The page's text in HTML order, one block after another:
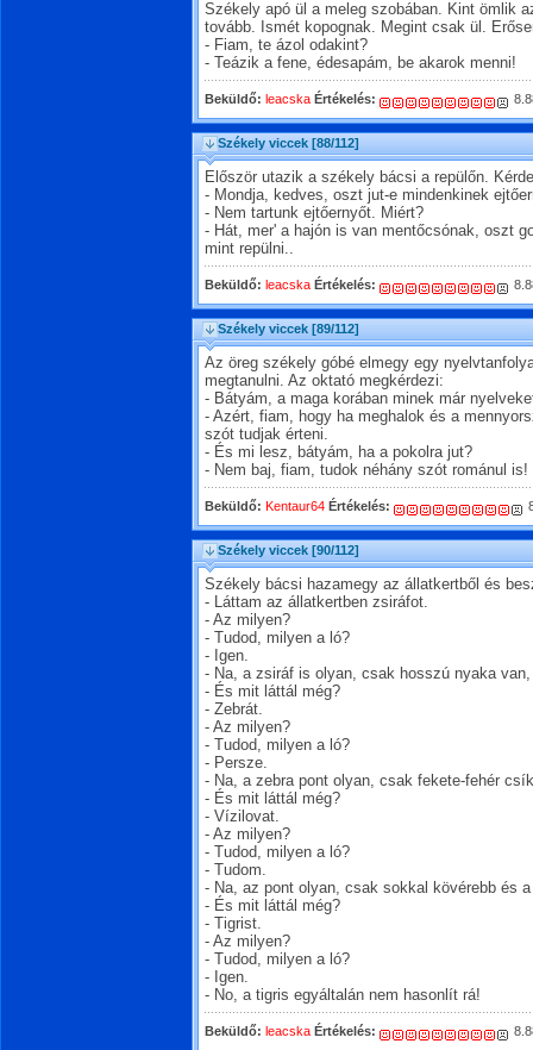
Székely apó ül a meleg szobában. Kint ömlik
tovább. Ismét kopognak. Megint csak ül.
- Fiam, te ázol odakint?
- Teázik a fene, édesapám, be akarok menni!
Beküldő: leacska Értékelés:
Székely viccek [88/112]
Először utazik a székely bácsi a repülőn.
- Mondja, kedves, oszt jut-e mindenkinek
- Nem tartunk ejtőernyőt. Miért?
- Hát, mer' a hajón is van mentőcsónak, oszt
mint repülni..
Beküldő: leacska Értékelés:
Székely viccek [89/112]
Az öreg székely góbé elmegy egy
megtanulni. Az oktató megkérdezi:
- Bátyám, a maga korában minek már
- Azért, fiam, hogy ha meghalok és a
szót tudjak érteni.
- És mi lesz, bátyám, ha a pokolra jut?
- Nem baj, fiam, tudok néhány szót románul is!
Beküldő: Kentaur64 Értékelés:
Székely viccek [90/112]
Székely bácsi hazamegy az állatkertből és
- Láttam az állatkertben zsiráfot.
- Az milyen?
- Tudod, milyen a ló?
- Igen.
- Na, a zsiráf is olyan, csak hosszú nyaka
- És mit láttál még?
- Zebrát.
- Az milyen?
- Tudod, milyen a ló?
- Persze.
- Na, a zebra pont olyan, csak fekete-fehér
- És mit láttál még?
- Vízilovat.
- Az milyen?
- Tudod, milyen a ló?
- Tudom.
- Na, az pont olyan, csak sokkal kövérebb és
- És mit láttál még?
- Tigrist.
- Az milyen?
- Tudod, milyen a ló?
- Igen.
- No, a tigris egyáltalán nem hasonlít rá!
Beküldő: leacska Értékelés: